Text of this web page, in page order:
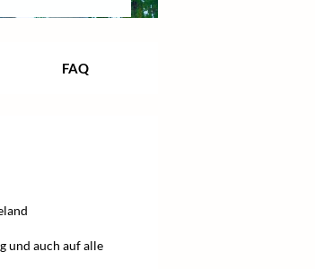
FAQ
und auch auf alle